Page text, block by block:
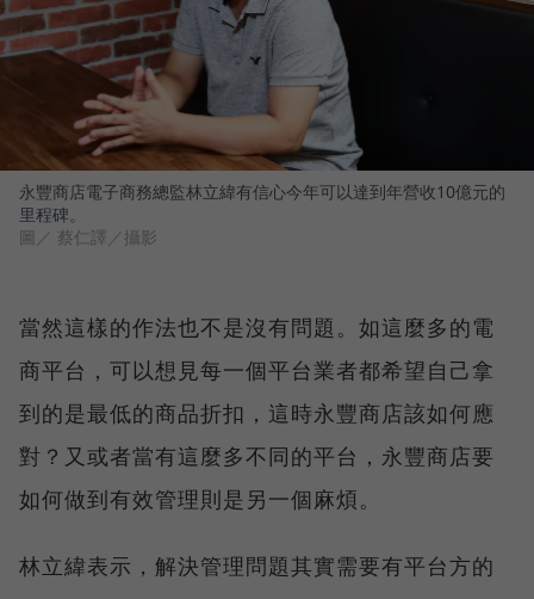
永豐商店電子商務總監林立緯有信心今年可以達到年營收10億元的
里程碑。
圖／ 蔡仁譯／攝影
當然這樣的作法也不是沒有問題。如這麼多的電
商平台，可以想見每一個平台業者都希望自己拿
到的是最低的商品折扣，這時永豐商店該如何應
對？又或者當有這麼多不同的平台，永豐商店要
如何做到有效管理則是另一個麻煩。
林立緯表示，解決管理問題其實需要有平台方的